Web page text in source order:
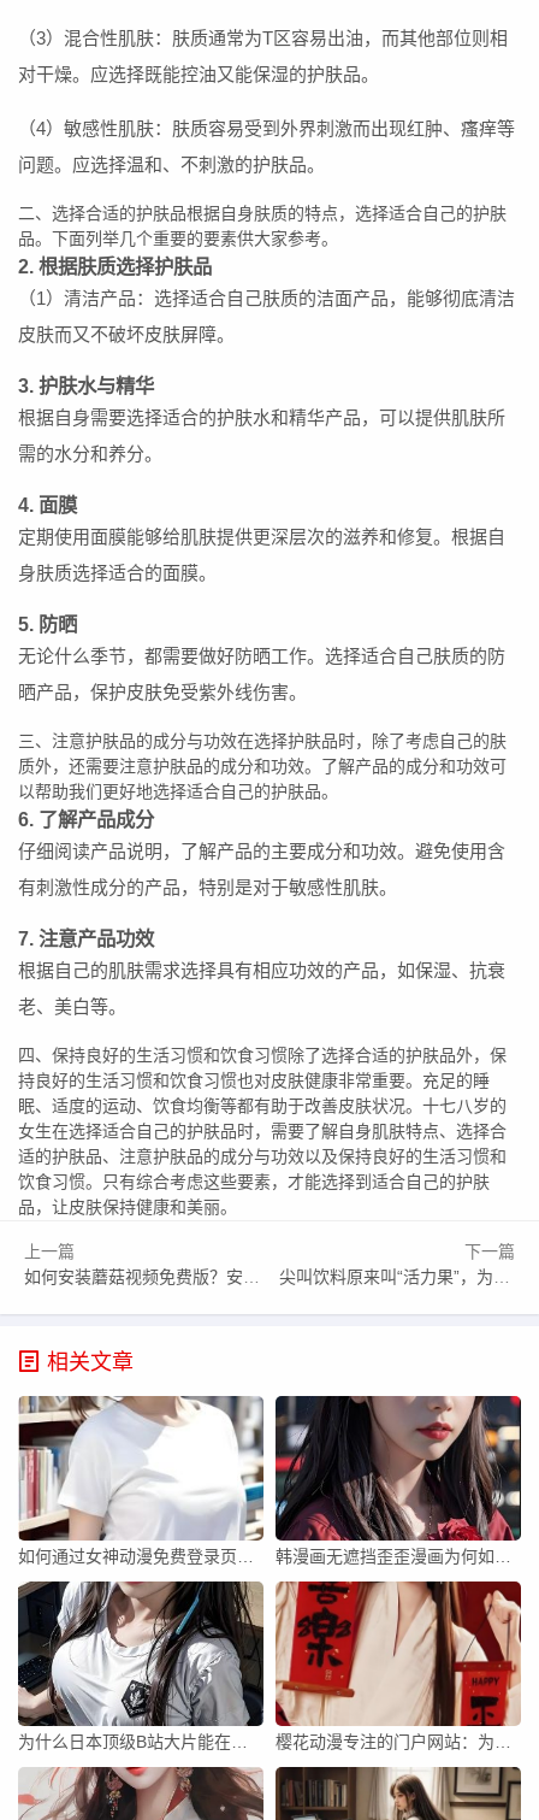
（3）混合性肌肤：肤质通常为T区容易出油，而其他部位则相
对干燥。应选择既能控油又能保湿的护肤品。
（4）敏感性肌肤：肤质容易受到外界刺激而出现红肿、瘙痒等
问题。应选择温和、不刺激的护肤品。
二、选择合适的护肤品根据自身肤质的特点，选择适合自己的护肤
品。下面列举几个重要的要素供大家参考。
2. 根据肤质选择护肤品
（1）清洁产品：选择适合自己肤质的洁面产品，能够彻底清洁
皮肤而又不破坏皮肤屏障。
3. 护肤水与精华
根据自身需要选择适合的护肤水和精华产品，可以提供肌肤所
需的水分和养分。
4. 面膜
定期使用面膜能够给肌肤提供更深层次的滋养和修复。根据自
身肤质选择适合的面膜。
5. 防晒
无论什么季节，都需要做好防晒工作。选择适合自己肤质的防
晒产品，保护皮肤免受紫外线伤害。
三、注意护肤品的成分与功效在选择护肤品时，除了考虑自己的肤
质外，还需要注意护肤品的成分和功效。了解产品的成分和功效可
以帮助我们更好地选择适合自己的护肤品。
6. 了解产品成分
仔细阅读产品说明，了解产品的主要成分和功效。避免使用含
有刺激性成分的产品，特别是对于敏感性肌肤。
7. 注意产品功效
根据自己的肌肤需求选择具有相应功效的产品，如保湿、抗衰
老、美白等。
四、保持良好的生活习惯和饮食习惯除了选择合适的护肤品外，保
持良好的生活习惯和饮食习惯也对皮肤健康非常重要。充足的睡
眠、适度的运动、饮食均衡等都有助于改善皮肤状况。十七八岁的
女生在选择适合自己的护肤品时，需要了解自身肌肤特点、选择合
适的护肤品、注意护肤品的成分与功效以及保持良好的生活习惯和
饮食习惯。只有综合考虑这些要素，才能选择到适合自己的护肤
品，让皮肤保持健康和美丽。
上一篇
如何安装蘑菇视频免费版？安卓和iOS设备安装教程与常见问题解答
下一篇
尖叫饮料原来叫“活力果”，为何更名成“尖叫”？背后的原因是什么？
相关文章